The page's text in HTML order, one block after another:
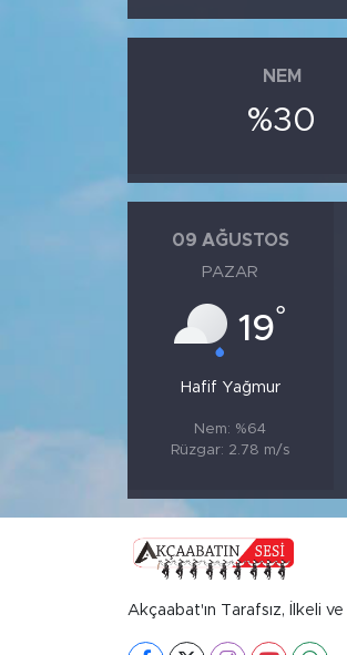
NEM
%30
09 AĞUSTOS
PAZAR
19°
Hafif Yağmur
Nem: %64
Rüzgar: 2.78 m/s
Akçaabat'ın Tarafsız, İlkeli